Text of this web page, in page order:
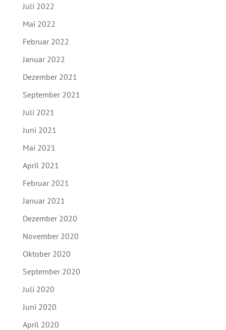
Juli 2022
Mai 2022
Februar 2022
Januar 2022
Dezember 2021
September 2021
Juli 2021
Juni 2021
Mai 2021
April 2021
Februar 2021
Januar 2021
Dezember 2020
November 2020
Oktober 2020
September 2020
Juli 2020
Juni 2020
April 2020